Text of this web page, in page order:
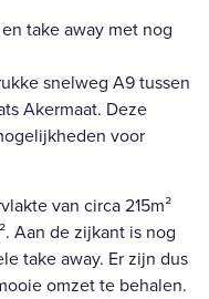
take away met nog
snelweg A9 tussen
Akermaat. Deze
voor
van circa 215m²
Aan de zijkant is nog
take away. Er zijn dus
omzet te behalen.